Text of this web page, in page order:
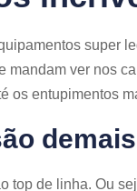
super
mandam ver nos
os entupimentos
top de linha. Ou